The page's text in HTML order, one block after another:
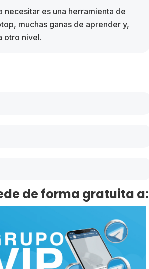
necesitar es una herramienta de
muchas ganas de aprender y,
otro nivel.
de forma gratuita a: